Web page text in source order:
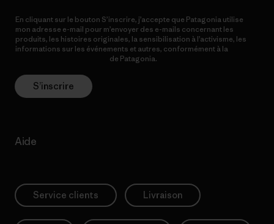
En cliquant sur le bouton S’inscrire, j’accepte que Patagonia utilise
mon adresse e-mail pour m’envoyer des e-mails concernant les
produits, les histoires originales, la sensibilisation à l’activisme, les
informations sur les événements et autres, conformément à la
de Patagonia.
S’inscrire
Aide
Service clients Livraison